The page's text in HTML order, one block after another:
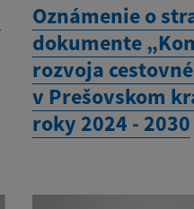
Oznámenie o
dokumente
rozvoja
v Prešovskom
roky 2024 - 2030